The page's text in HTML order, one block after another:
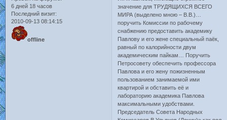
6 дней 18 часов
Последний визит:
2010-09-13 08:14:15
offline
значение для ТРУДЯЩИХСЯ ВСЕГО
МИРА (выделено мною – В.В.)…
поручить Комиссии по рабочему
снабжению предоставить академику
Павлову и его жене специальный паёк,
равный по калорийности двум
академическим пайкам… Поручить
Петросовету обеспечить профессора
Павлова и его жену пожизненным
пользованием занимаемой ими
квартирой и обставить её и
лабораторию академика Павлова
максимальными удобствами.
Председатель Совета Народных